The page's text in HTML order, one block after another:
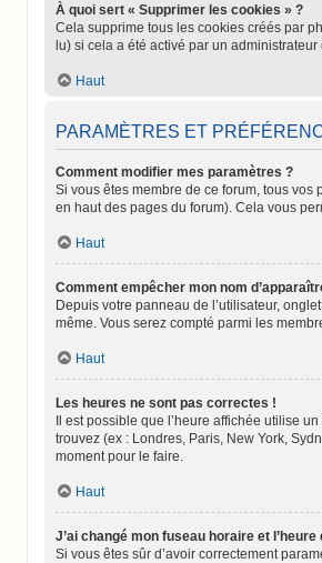
À quoi sert « Supprimer les cookies » ?
Cela supprime tous les cookies créés par
lu) si cela a été activé par un
Haut
PARAMÈTRES ET
Comment modifier mes paramètres ?
Si vous êtes membre de ce forum, tous
en haut des pages du forum). Cela vous
Haut
Comment empêcher mon nom
Depuis votre panneau de l’utilisateur,
même. Vous serez compté parmi les
Haut
Les heures ne sont pas correctes !
Il est possible que l’heure affichée utilise
trouvez (ex : Londres, Paris, New York,
moment pour le faire.
Haut
J’ai changé mon fuseau horaire et
Si vous êtes sûr d’avoir correctement